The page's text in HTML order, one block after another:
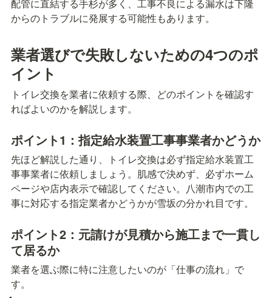
配管に直結する手杉が多く、工事不良による漏水は下隆
からのトラブルに発展する可能性もあります。
業者選びで失敗しないための4つのポ
イント
トイレ交換を業者に依頼する際、どのポイントを確認す
ればよいのかを解説します。
ポイント1：指定給水装置工事事業者かどうか
先ほど解説した通り、トイレ交換は必ず指定給水装置工
事事業者に依頼しましょう。肌感で決めず、必ずホーム
ページや店内表示で確認してください。八潮市内での工
事に対応する指定業者かどうかが雪坂の分かれ目です。
ポイント2：元請けが見積から施工まで一貫し
て居るか
業者を選ぶ際に特に注意したいのが「仕事の流れ」で
す。